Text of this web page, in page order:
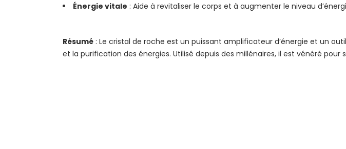
Énergie vitale : Aide à revitaliser le corps et à augmenter le niveau
Résumé : Le cristal de roche est un puissant amplificateur d’énergie et un
et la purification des énergies. Utilisé depuis des millénaires, il est vénéré